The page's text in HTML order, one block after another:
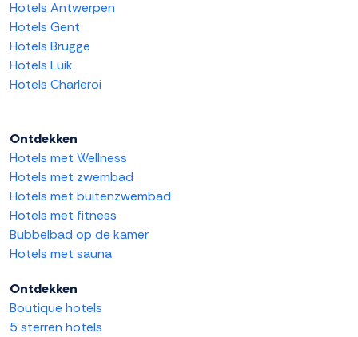
Hotels Antwerpen
Hotels Gent
Hotels Brugge
Hotels Luik
Hotels Charleroi
Ontdekken
Hotels met Wellness
Hotels met zwembad
Hotels met buitenzwembad
Hotels met fitness
Bubbelbad op de kamer
Hotels met sauna
Ontdekken
Boutique hotels
5 sterren hotels